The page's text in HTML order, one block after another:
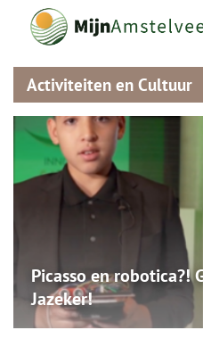
Activiteiten en Cultuur
Picasso en robotica?!
Jazeker!